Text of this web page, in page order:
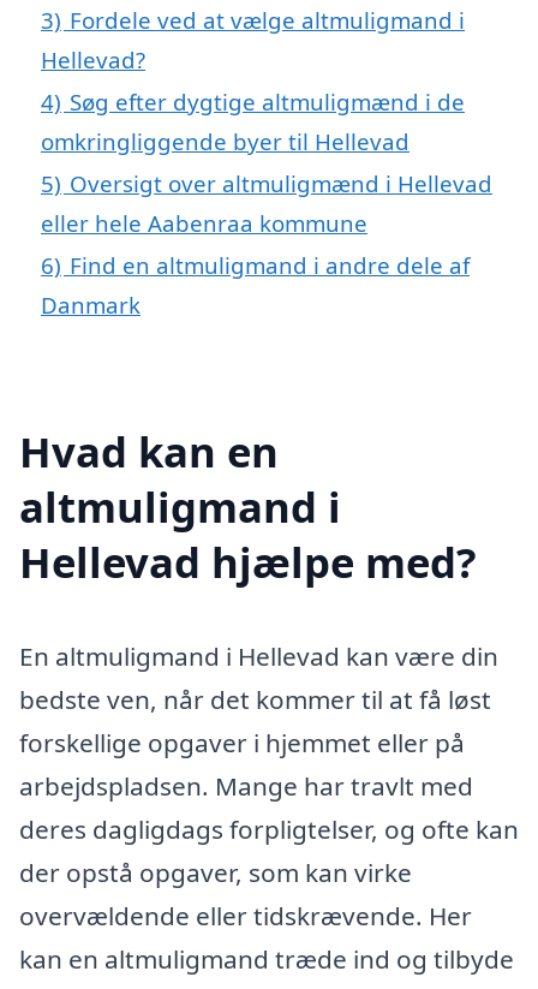
3) Fordele ved at vælge altmuligmand i
Hellevad?
4) Søg efter dygtige altmuligmænd i de
omkringliggende byer til Hellevad
5) Oversigt over altmuligmænd i Hellevad
eller hele Aabenraa kommune
6) Find en altmuligmand i andre dele af
Danmark
Hvad kan en
altmuligmand i
Hellevad hjælpe med?
En altmuligmand i Hellevad kan være din
bedste ven, når det kommer til at få løst
forskellige opgaver i hjemmet eller på
arbejdspladsen. Mange har travlt med
deres dagligdags forpligtelser, og ofte kan
der opstå opgaver, som kan virke
overvældende eller tidskrævende. Her
kan en altmuligmand træde ind og tilbyde